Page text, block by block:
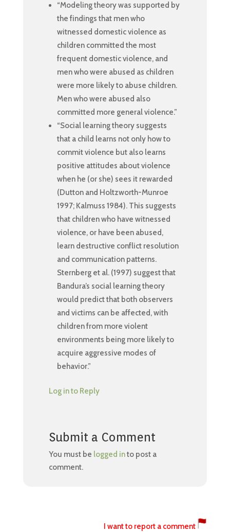
“Modeling theory was supported by
the findings that men who
witnessed domestic violence as
children committed the most
frequent domestic violence, and
men who were abused as children
were more likely to abuse children.
Men who were abused also
committed more general violence.”
“Social learning theory suggests
that a child learns not only how to
commit violence but also learns
positive attitudes about violence
when he (or she) sees it rewarded
(Dutton and Holtzworth-Munroe
1997; Kalmuss 1984). This suggests
that children who have witnessed
violence, or have been abused,
learn destructive conflict resolution
and communication patterns.
Sternberg et al. (1997) suggest that
Bandura’s social learning theory
would predict that both observers
and victims can be affected, with
children from more violent
environments being more likely to
acquire aggressive modes of
behavior.”
Log in to Reply
Submit a Comment
You must be logged into post a
comment.
I want to report a comment